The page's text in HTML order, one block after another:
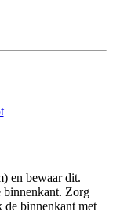
en bewaar dit.
binnenkant. Zorg
binnenkant met